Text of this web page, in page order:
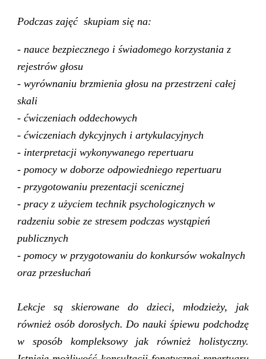
Podczas zajęćskupiam się na:
- nauce bezpiecznego i świadomego korzystania z
rejestrów głosu
- wyrównaniu brzmienia głosu na przestrzeni całej
skali
- ćwiczeniach oddechowych
- ćwiczeniach dykcyjnych i artykulacyjnych
- interpretacji wykonywanego repertuaru
- pomocy w doborze odpowiedniego repertuaru
- przygotowaniu prezentacji scenicznej
- pracy z użyciem technik psychologicznych w
radzeniu sobie ze stresem podczas wystąpień
publicznych
- pomocy w przygotowaniu do konkursów wokalnych
oraz przesłuchań
Lekcje są skierowane do dzieci, młodzieży, jak
również osób dorosłych. Do nauki śpiewu podchodzę
w sposób kompleksowy jak również holistyczny.